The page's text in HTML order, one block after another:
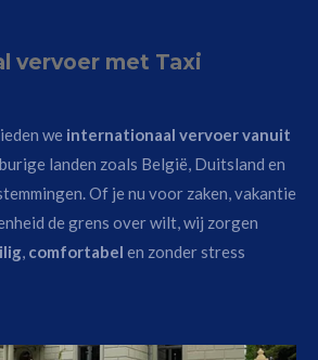
vervoer met Taxi
we internationaal vervoer vanuit
landen zoals België, Duitsland en
Of je nu voor zaken, vakantie
de grens over wilt, wij zorgen
, comfortabel en zonder stress